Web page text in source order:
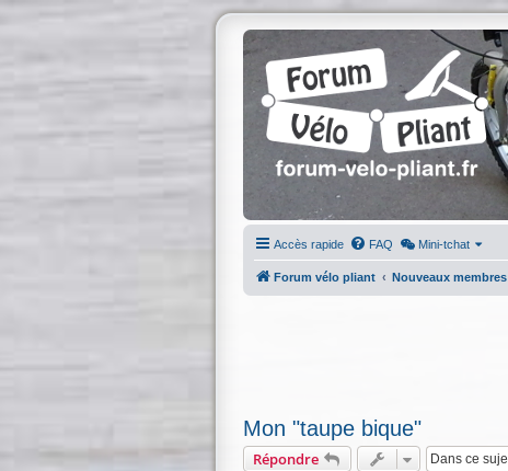
Accès rapide FAQ Mini-tchat
Forum vélo pliant Nouveaux membres
Mon "taupe bique"
Répondre